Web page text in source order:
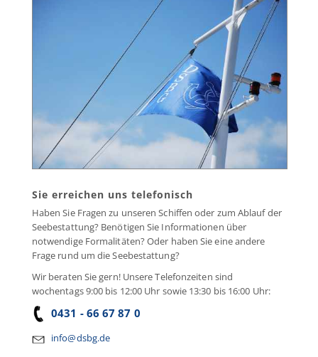
Sie erreichen uns telefonisch
Haben Sie Fragen zu unseren Schiffen oder zum Ablauf der
Seebestattung? Benötigen Sie Informationen über
notwendige Formalitäten? Oder haben Sie eine andere
Frage rund um die Seebestattung?
Wir beraten Sie gern! Unsere Telefonzeiten sind
wochentags 9:00 bis 12:00 Uhr sowie 13:30 bis 16:00 Uhr:
0431 - 66 67 87 0
info@dsbg.de